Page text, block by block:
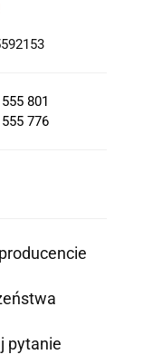
801
776
osobowych
i udzielenia
zgodę na ich
realizacji tego
pytanie